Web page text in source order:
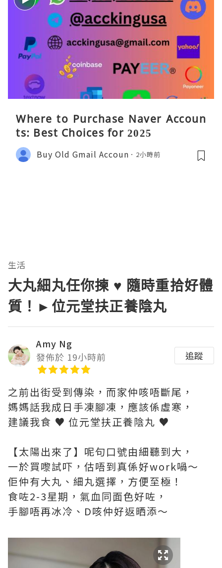
Where to Purchase Naver Accoun
ts: Best Choices for 2025
Buy Old Gmail Accoun 2小時前
生活
大丸細丸任你揀 ♥ 隨時重拾好體
質！►位元堂扶正養陰丸
Amy Ng
發佈於 19小時前
追蹤
之前出街受到傳染，而家仲咳唔斷尾，
媽媽話我成日手凍腳凍，應該係虛寒，
建議我食 ♥ 位元堂扶正養陰丸 ♥
【太陽出來了】呢句口號由細聽到大，
一於買嚟試吓，估唔到真係好work喎～
佢仲有大丸、細丸選擇，方便至極！
食咗2-3星期，氣血同面色好咗，
手腳唔再冰冷、D咳仲好返晒添～